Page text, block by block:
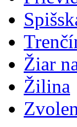
Žiar
Žilina